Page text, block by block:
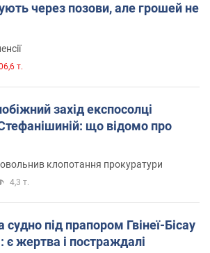
через позови, але грошей не
т.
клопотання прокуратури
4,3 т.
судно під прапором Гвінеї-Бісау
жертва і постраждалі